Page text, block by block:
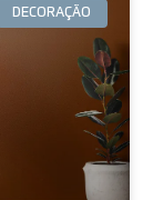
DECORAÇÃO